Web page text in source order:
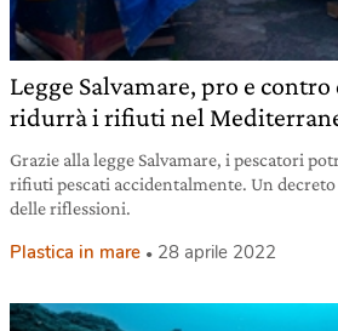
Legge Salvamare, pro e
ridurrà i rifiuti nel
Grazie alla legge Salvamare, i pescatori
rifiuti pescati accidentalmente. Un
delle riflessioni.
Plastica in mare 28 aprile 2022